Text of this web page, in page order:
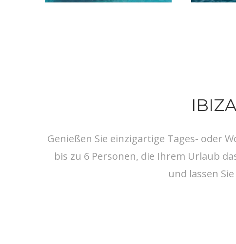
Genießen Sie einzigartige Tages- oder
bis zu 6 Personen, die Ihrem Urlaub
und lassen